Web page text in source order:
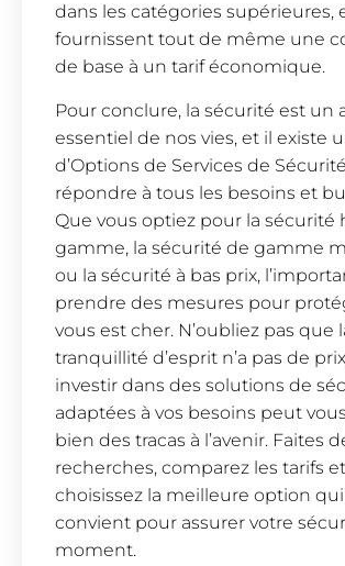
dans les catégories supérieures,
fournissent tout de même une
de base à un tarif économique.
Pour conclure, la sécurité est un
essentiel de nos vies, et il existe
d’Options de Services de
répondre à tous les besoins et
Que vous optiez pour la sécurité
gamme, la sécurité de gamme
ou la sécurité à bas prix,
prendre des mesures pour
vous est cher. N’oubliez pas que
tranquillité d’esprit n’a pas de
investir dans des solutions de
adaptées à vos besoins peut
bien des tracas à l’avenir. Faites
recherches, comparez les tarifs et
choisissez la meilleure option
convient pour assurer votre
moment.